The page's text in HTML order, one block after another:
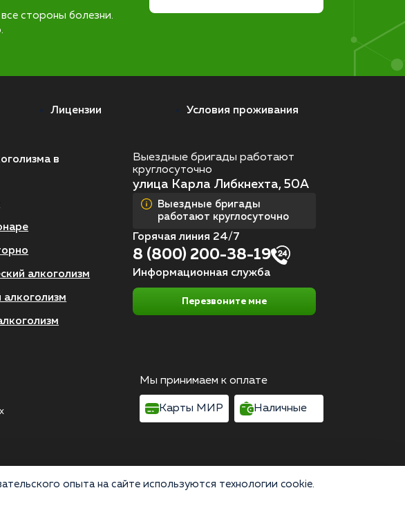
стороны болезни.
Лицензии Условия проживания
в
алкоголизм
Выездные бригады работают
круглосуточно
улица Карла Либкнехта, 50А
Выездные бригады
работают круглосуточно
Горячая линия 24/7
8 (800) 200-38-19
Информационная служба
Перезвоните мне
Мы принимаем к оплате
Карты МИР Наличные
опыта на сайте используются технологии cookie.